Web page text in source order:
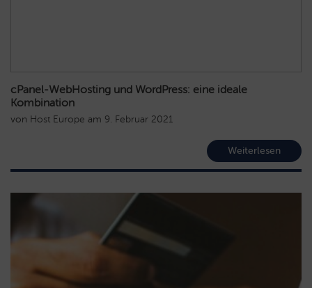
cPanel-WebHosting und WordPress: eine ideale
Kombination
von Host Europe am 9. Februar 2021
Weiterlesen